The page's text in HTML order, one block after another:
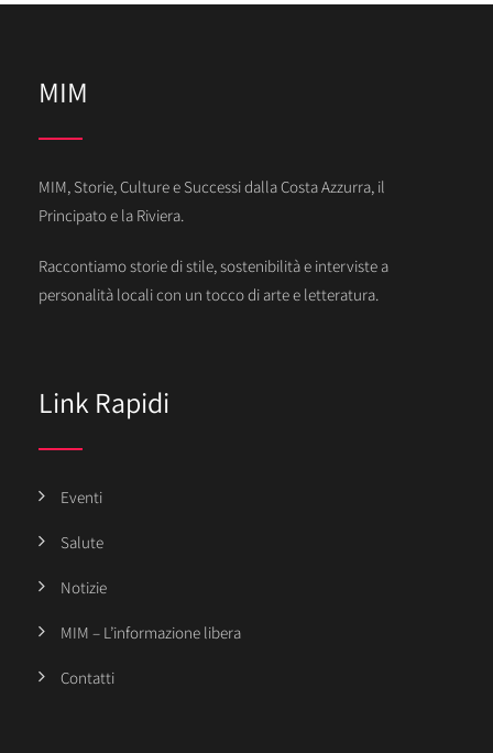
MIM
MIM, Storie, Culture e Successi dalla Costa Azzurra, il
Principato e la Riviera.
Raccontiamo storie di stile, sostenibilità e interviste a
personalità locali con un tocco di arte e letteratura.
Link Rapidi
Eventi
Salute
Notizie
MIM – L’informazione libera
Contatti